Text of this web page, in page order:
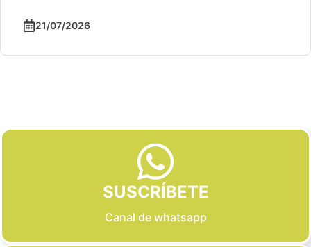
21/07/2026
SUSCRÍBETE
Canal de whatsapp